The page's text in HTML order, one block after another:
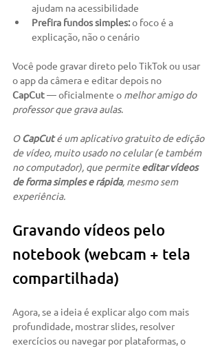
ajudam na acessibilidade
Prefira fundos simples: o foco é a
explicação, não o cenário
Você pode gravar direto pelo TikTok ou usar
o app da câmera e editar depois no
CapCut — oficialmente o melhor amigo do
professor que grava aulas.
O CapCut é um aplicativo gratuito de edição
de vídeo, muito usado no celular (e também
no computador), que permite editar vídeos
de forma simples e rápida, mesmo sem
experiência.
Gravando vídeos pelo
notebook (webcam + tela
compartilhada)
Agora, se a ideia é explicar algo com mais
profundidade, mostrar slides, resolver
exercícios ou navegar por plataformas, o